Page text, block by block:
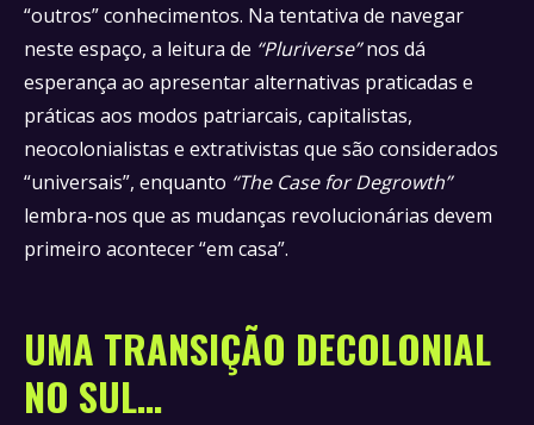
“outros” conhecimentos. Na tentativa de navegar
neste espaço, a leitura de “Pluriverse”nos dá
esperança ao apresentar alternativas praticadas e
práticas aos modos patriarcais, capitalistas,
neocolonialistas e extrativistas que são considerados
“universais”, enquanto “The Case for Degrowth”
lembra-nos que as mudanças revolucionárias devem
primeiro acontecer “em casa”.
UMA TRANSIÇÃO DECOLONIAL
NO SUL…